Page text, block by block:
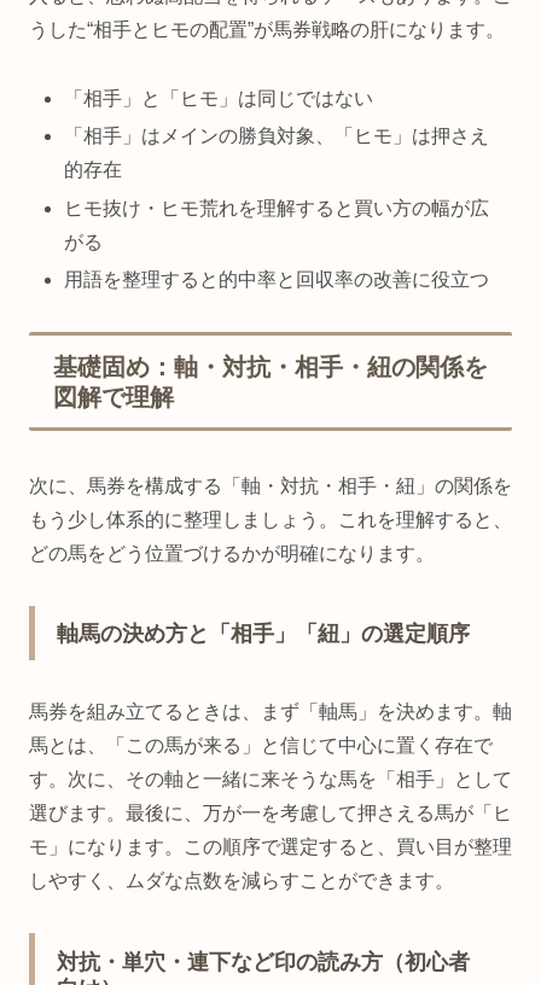
うした“相手とヒモの配置”が馬券戦略の肝になります。
「相手」と「ヒモ」は同じではない
「相手」はメインの勝負対象、「ヒモ」は押さえ
的存在
ヒモ抜け・ヒモ荒れを理解すると買い方の幅が広
がる
用語を整理すると的中率と回収率の改善に役立つ
基礎固め：軸・対抗・相手・紐の関係を
図解で理解
次に、馬券を構成する「軸・対抗・相手・紐」の関係を
もう少し体系的に整理しましょう。これを理解すると、
どの馬をどう位置づけるかが明確になります。
軸馬の決め方と「相手」「紐」の選定順序
馬券を組み立てるときは、まず「軸馬」を決めます。軸
馬とは、「この馬が来る」と信じて中心に置く存在で
す。次に、その軸と一緒に来そうな馬を「相手」として
選びます。最後に、万が一を考慮して押さえる馬が「ヒ
モ」になります。この順序で選定すると、買い目が整理
しやすく、ムダな点数を減らすことができます。
対抗・単穴・連下など印の読み方（初心者